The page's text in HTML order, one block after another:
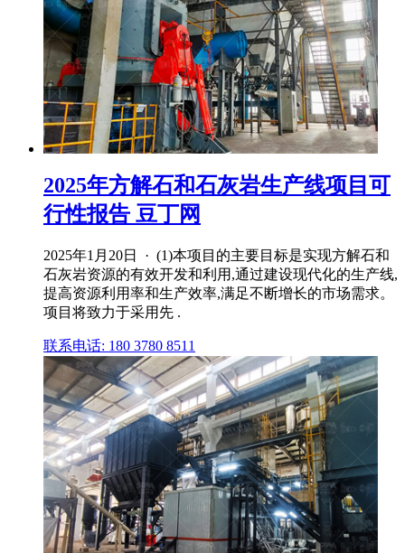
2025年方解石和石灰岩生产线项目可
行性报告 豆丁网
2025年1月20日 · (1)本项目的主要目标是实现方解石和
石灰岩资源的有效开发和利用,通过建设现代化的生产线,
提高资源利用率和生产效率,满足不断增长的市场需求。
项目将致力于采用先 .
联系电话: 180 3780 8511